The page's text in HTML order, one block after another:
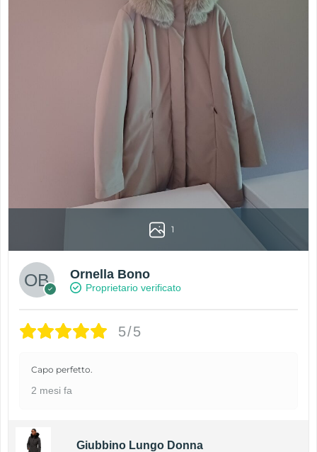
1
Ornella Bono
Proprietario verificato
5/5
Capo perfetto.
2 mesi fa
Giubbino Lungo Donna